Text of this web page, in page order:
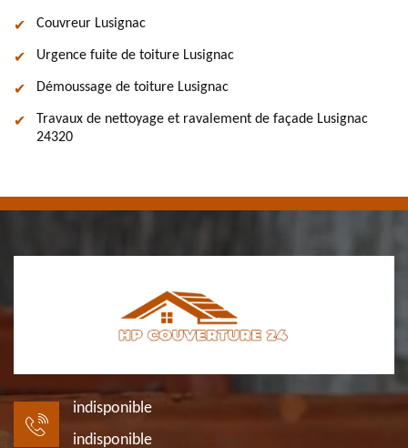
Couvreur Lusignac
Urgence fuite de toiture Lusignac
Démoussage de toiture Lusignac
Travaux de nettoyage et ravalement de façade Lusignac
24320
indisponible
indisponible